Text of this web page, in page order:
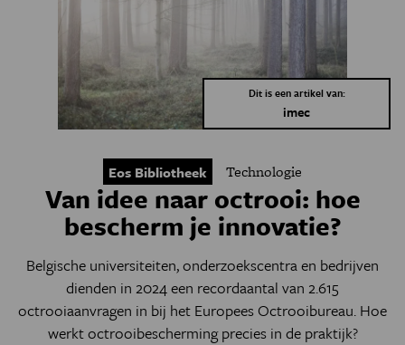
Dit is een artikel van:
imec
Eos Bibliotheek Technologie
Van idee naar octrooi: hoe
bescherm je innovatie?
Belgische universiteiten, onderzoekscentra en bedrijven
dienden in 2024 een recordaantal van 2.615
octrooiaanvragen in bij het Europees Octrooibureau. Hoe
werkt octrooibescherming precies in de praktijk?